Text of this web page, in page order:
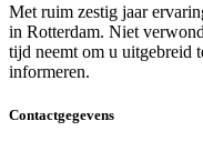
Met ruim zestig jaar
in Rotterdam. Niet
tijd neemt om u uitgebreid
informeren.
Contactgegevens